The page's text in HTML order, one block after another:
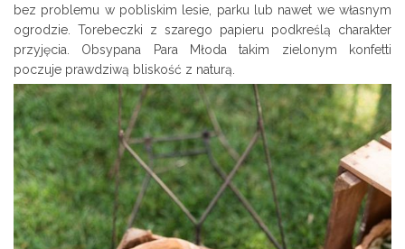
bez problemu w pobliskim lesie, parku lub nawet we własnym
ogrodzie. Torebeczki z szarego papieru podkreślą charakter
przyjęcia. Obsypana Para Młoda takim zielonym konfetti
poczuje prawdziwą bliskość z naturą.